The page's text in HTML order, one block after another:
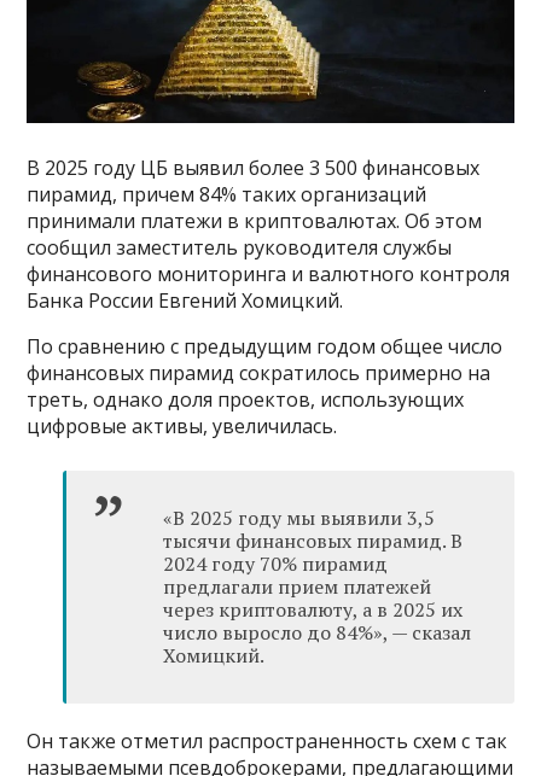
В 2025 году ЦБ выявил более 3 500 финансовых
пирамид, причем 84% таких организаций
принимали платежи в криптовалютах. Об этом
сообщил заместитель руководителя службы
финансового мониторинга и валютного контроля
Банка России Евгений Хомицкий.
По сравнению с предыдущим годом общее число
финансовых пирамид сократилось примерно на
треть, однако доля проектов, использующих
цифровые активы, увеличилась.
«В 2025 году мы выявили 3,5
тысячи финансовых пирамид. В
2024 году 70% пирамид
предлагали прием платежей
через криптовалюту, а в 2025 их
число выросло до 84%», — сказал
Хомицкий.
Он также отметил распространенность схем с так
называемыми псевдоброкерами, предлагающими